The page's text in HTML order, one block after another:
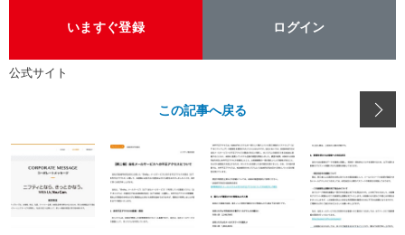
いますぐ登録 ログイン
公式サイト
この記事へ戻る